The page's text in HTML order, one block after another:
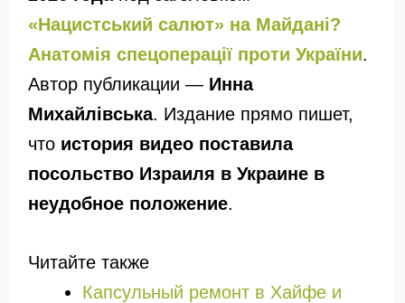
«Нацистський салют» на Майдані?
Анатомія спецоперації проти України.
Автор публикации — Инна
Михайлівська. Издание прямо пишет,
что история видео поставила
посольство Израиля в Украине в
неудобное положение.
Читайте также
Капсульный ремонт в Хайфе и